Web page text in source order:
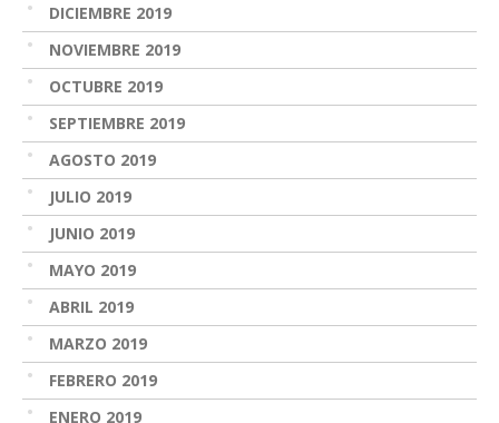
DICIEMBRE 2019
NOVIEMBRE 2019
OCTUBRE 2019
SEPTIEMBRE 2019
AGOSTO 2019
JULIO 2019
JUNIO 2019
MAYO 2019
ABRIL 2019
MARZO 2019
FEBRERO 2019
ENERO 2019